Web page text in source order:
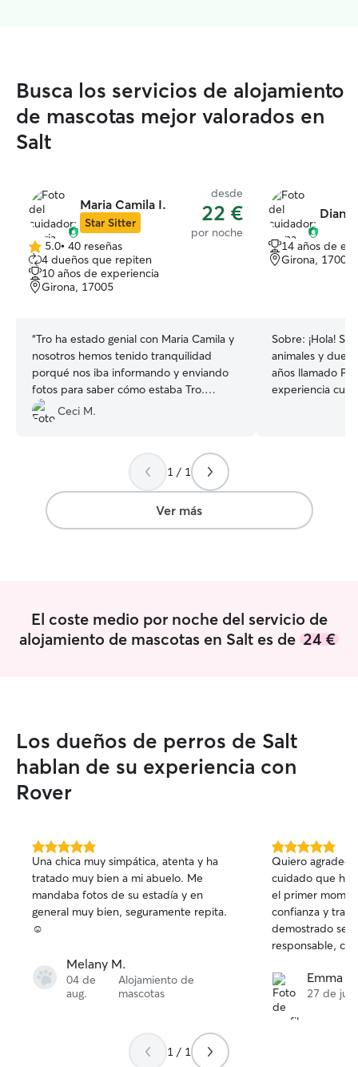
Busca los servicios de alojamiento
de mascotas mejor valorados en
Salt
Maria Camila I.
Star Sitter
desde
22 €
por noche
5.0
de
5
estrellas
5.0• 40 reseñas
4 dueños que repiten
10 años de experiencia
Girona, 17005
“Tro ha estado genial con Maria Camila y
nosotros hemos tenido tranquilidad
porqué nos iba informando y enviando
fotos para saber cómo estaba Tro.
Gracias por todo!
Ceci M.
Diana
14 años de
Girona, 17003
Sobre: ¡Hola!
animales y
años llamado
experiencia
responsable,
encanta que
tranquilo,
estancia me
horarios de
tranquilidad.
convivir con
mientras tú estás fuera.
tengo
que puedo
durante todo el
rutinas de cada
horarios de
juego. Mi
durante toda su estancia.
en un ambiente
seguro. Vivo en
1 / 1
Ver más
El coste medio por noche del servicio de
alojamiento de mascotas en Salt es de 24 €
Los dueños de perros de Salt
hablan de su experiencia con
Rover
5.0
de
5
estrellas
Una chica muy simpática, atenta y ha
tratado muy bien a mi abuelo. Me
mandaba fotos de su estadía y en
general muy bien, seguramente repita.
☺️
Melany M.
04 de
aug.
Alojamiento de
mascotas
5.0
de
5
estrellas
Quiero
cuidado que ha
el primer
confianza y
demostrado ser
responsable,
respetando sus
informados y
estuviera feliz y
Emma A.
27 de jul.
1 / 1